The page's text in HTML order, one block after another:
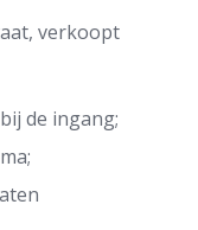
verkoopt
de ingang;